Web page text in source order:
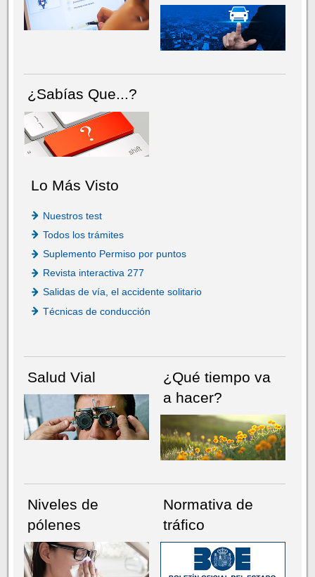
¿Sabías Que...?
Lo Más Visto
Nuestros test
Todos los trámites
Suplemento Permiso por puntos
Revista interactiva 277
Salidas de vía, el accidente solitario
Técnicas de conducción
Salud Vial
¿Qué tiempo va
a hacer?
Niveles de
pólenes
Normativa de
tráfico